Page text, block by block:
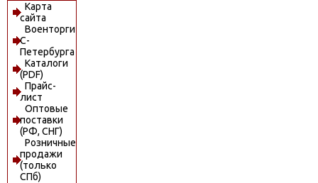
Карта
сайта
Военторги
С-
Петербурга
Каталоги
(PDF)
Прайс-
лист
Оптовые
поставки
(РФ, СНГ)
Розничные
продажи
(только
СПб)